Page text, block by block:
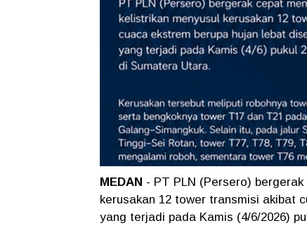
MEDAN - PT PLN (Persero)
kerusakan 12 tower transmisi akibat
yang terjadi pada Kamis (4/6/2026)